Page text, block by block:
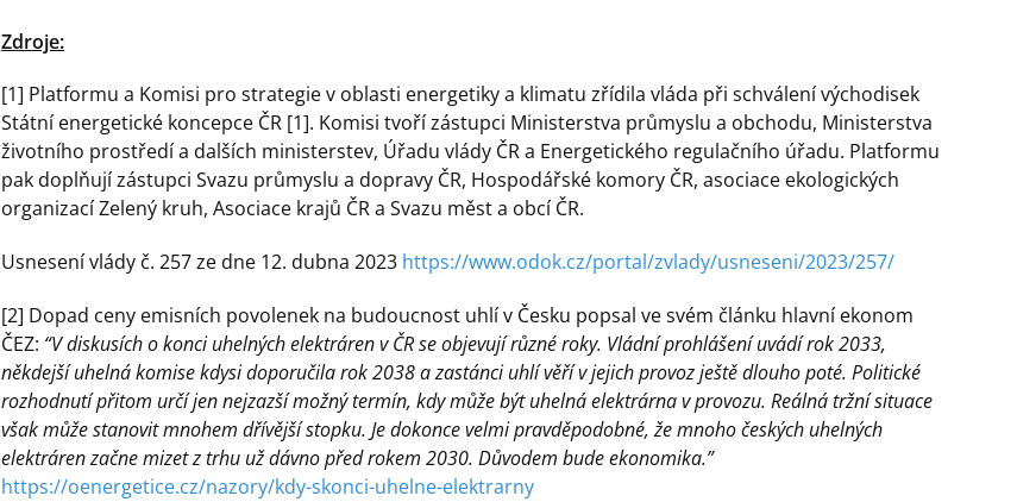
Zdroje:
[1] Platformu a Komisi pro strategie v oblasti energetiky a klimatu zřídila vláda při schválení východisek
Státní energetické koncepce ČR [1]. Komisi tvoří zástupci Ministerstva průmyslu a obchodu, Ministerstva
životního prostředí a dalších ministerstev, Úřadu vlády ČR a Energetického regulačního úřadu. Platformu
pak doplňují zástupci Svazu průmyslu a dopravy ČR, Hospodářské komory ČR, asociace ekologických
organizací Zelený kruh, Asociace krajů ČR a Svazu měst a obcí ČR.
Usnesení vlády č. 257 ze dne 12. dubna 2023 https://www.odok.cz/portal/zvlady/usneseni/2023/257/
[2] Dopad ceny emisních povolenek na budoucnost uhlí v Česku popsal ve svém článku hlavní ekonom
ČEZ: “V diskusích o konci uhelných elektráren v ČR se objevují různé roky. Vládní prohlášení uvádí rok 2033,
někdejší uhelná komise kdysi doporučila rok 2038 a zastánci uhlí věří v jejich provoz ještě dlouho poté. Politické
rozhodnutí přitom určí jen nejzazší možný termín, kdy může být uhelná elektrárna v provozu. Reálná tržní situace
však může stanovit mnohem dřívější stopku. Je dokonce velmi pravděpodobné, že mnoho českých uhelných
elektráren začne mizet z trhu už dávno před rokem 2030. Důvodem bude ekonomika.”
https://oenergetice.cz/nazory/kdy-skonci-uhelne-elektrarny